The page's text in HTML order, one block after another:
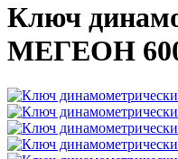
Ключ
МЕГЕОН